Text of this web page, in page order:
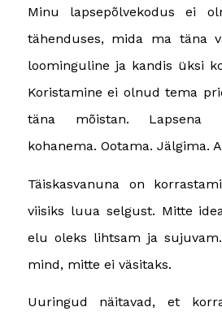
Minu lapsepõlvekodus ei
tähenduses, mida ma täna
loominguline ja kandis üksi
Koristamine ei olnud tema
täna mõistan. Lapsena
kohanema. Ootama. Jälgima.
Täiskasvanuna on
viisiks luua selgust. Mitte
elu oleks lihtsam ja
mind, mitte ei väsitaks.
Uuringud näitavad, et